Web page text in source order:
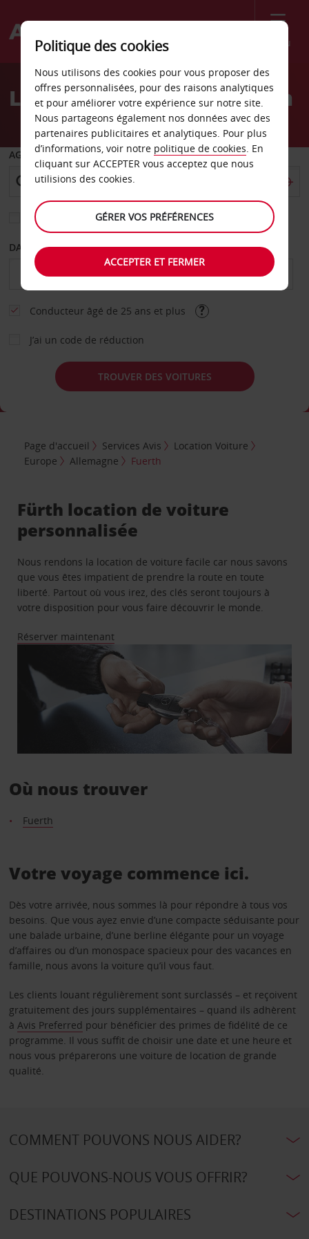
Menu
Welcome
AvisLocation de voiture Fuerth
AGENCE DE DÉPART
Sélectionnez une autre agence de retour
DATE DE DÉBUT DATE DE FIN
Conducteur âgé de 25 ans et plus
J’ai un code de réduction
TROUVER DES VOITURES
Page d'accueil Services Avis
Location Voiture
Europe
Allemagne Fuerth
Fürth location de voiture
personnalisée
Nous rendons la location de voiture facile car nous savons
que vous êtes impatient de prendre la route en toute
liberté. Partout où vous irez, des clés seront toujours à
votre disposition pour vous faire découvrir le monde.
Réserver maintenant
Où nous trouver
Fuerth
Votre voyage commence ici.
Dès votre arrivée, nous sommes là pour répondre à tous vos
besoins. Que vous ayez envie d’une compacte séduisante pour
une balade urbaine, d’une berline élégante pour un voyage
d’affaires ou d’un monospace spacieux pour des vacances en
famille, nous avons la voiture qu’il vous faut.
Les clients louant régulièrement sont surclassés – et reçoivent
gratuitement des jours supplémentaires – quand ils adhèrent
à Avis Preferred pour bénéficier des primes de fidélité de ce
programme. Il vous suffit de choisir une date et une heure et
nous vous préparerons une voiture de location de grande
qualité.
COMMENT POUVONS NOUS AIDER?
QUE POUVONS-NOUS VOUS OFFRIR?
DESTINATIONS POPULAIRES
Politique des cookies
Nous utilisons des cookies pour vous proposer des
offres personnalisées, pour des raisons analytiques
et pour améliorer votre expérience sur notre site.
Nous partageons également nos données avec des
partenaires publicitaires et analytiques. Pour plus
d’informations, voir notre politique de cookies. En
cliquant sur ACCEPTER vous acceptez que nous
utilisions des cookies.
GÉRER VOS PRÉFÉRENCES
ACCEPTER ET FERMER